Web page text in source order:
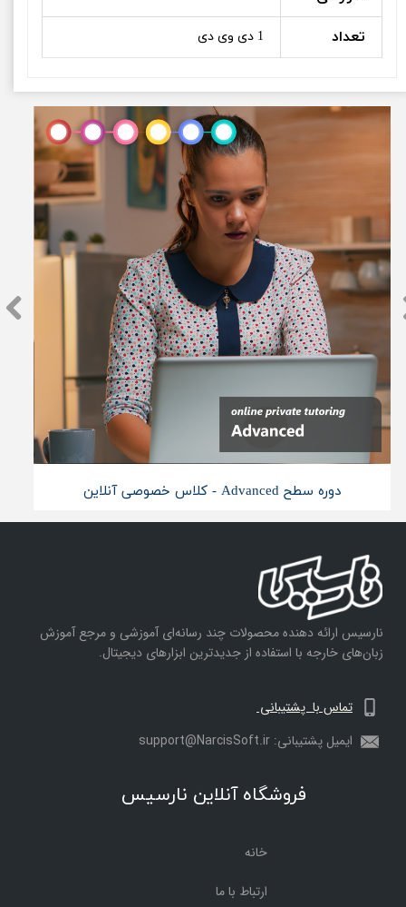
تعداد 1 دی وی دی
دوره سطح Advanced - کلاس خصوصی آنلاین
نارسیس ارائه دهنده محصولات چند رسانه‌ای آموزشی و مرجع آموزش
زبان‌های خارجه با استفاده از جدیدترین ابزارهای دیجیتال.
تماس با پشتیبانی
ایمیل پشتیبانی: support@NarcisSoft.ir
فروشگاه آنلاین نارسیس
خانه
ارتباط با ما